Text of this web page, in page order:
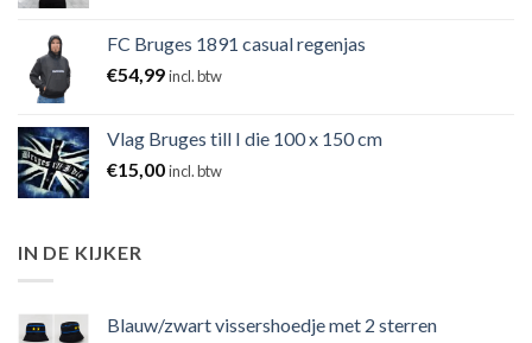
FC Bruges 1891 casual regenjas
€54,99incl. btw
Vlag Bruges till I die 100 x 150 cm
€15,00incl. btw
IN DE KIJKER
Blauw/zwart vissershoedje met 2 sterren